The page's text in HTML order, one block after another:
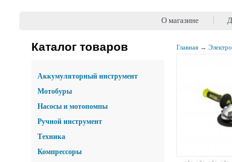
О магазине
Каталог товаров
Аккумуляторный инструмент
Мотобуры
Насосы и мотопомпы
Ручной инструмент
Техника
Компрессоры
Главная →